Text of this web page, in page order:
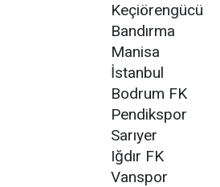
Keçiörengücü
Bandırma
Manisa
İstanbul
Bodrum FK
Pendikspor
Sarıyer
Iğdır FK
Vanspor